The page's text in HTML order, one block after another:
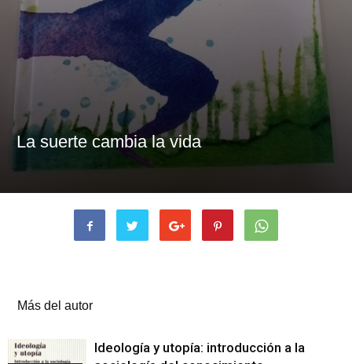
La suerte cambia la vida
Más del autor
Ideología y utopía: introducción a la